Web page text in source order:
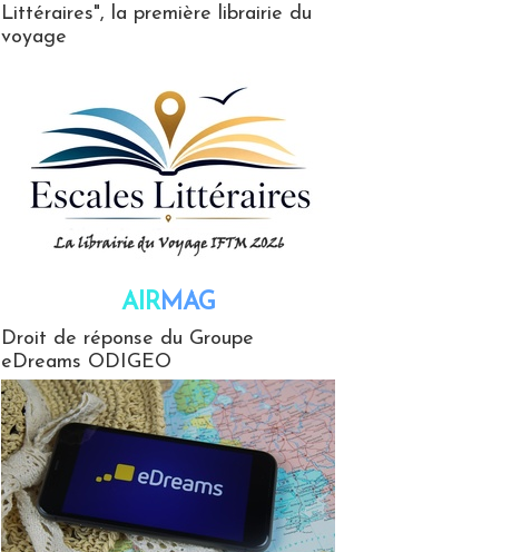
Littéraires", la première librairie du
voyage
AIRMAG
Droit de réponse du Groupe
eDreams ODIGEO